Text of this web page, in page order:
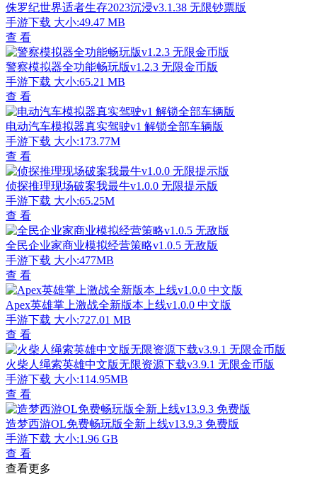
侏罗纪世界适者生存2023沉浸v3.1.38 无限钞票版
手游下载 大小:49.47 MB
查 看
警察模拟器全功能畅玩版v1.2.3 无限金币版
手游下载 大小:65.21 MB
查 看
电动汽车模拟器真实驾驶v1 解锁全部车辆版
手游下载 大小:173.77M
查 看
侦探推理现场破案我最牛v1.0.0 无限提示版
手游下载 大小:65.25M
查 看
全民企业家商业模拟经营策略v1.0.5 无敌版
手游下载 大小:477MB
查 看
Apex英雄掌上激战全新版本上线v1.0.0 中文版
手游下载 大小:727.01 MB
查 看
火柴人绳索英雄中文版无限资源下载v3.9.1 无限金币版
手游下载 大小:114.95MB
查 看
造梦西游OL免费畅玩版全新上线v13.9.3 免费版
手游下载 大小:1.96 GB
查 看
查看更多